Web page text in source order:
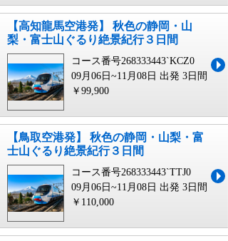
【高知龍馬空港発】 秋色の静岡・山
梨・富士山ぐるり絶景紀行３日間
コース番号268333443`KCZ0
09月06日~11月08日 出発 3日間
￥99,900
【鳥取空港発】 秋色の静岡・山梨・富
士山ぐるり絶景紀行３日間
コース番号268333443`TTJ0
09月06日~11月08日 出発 3日間
￥110,000